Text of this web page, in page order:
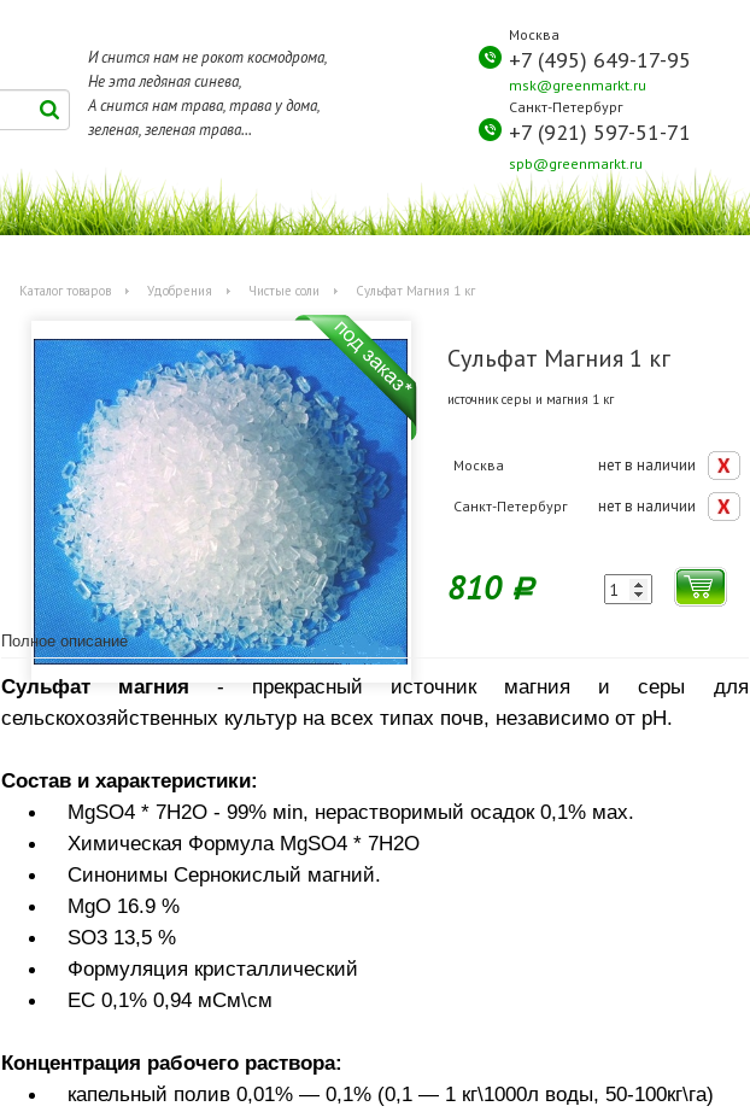
И снится нам не рокот космодрома,
Не эта ледяная синева,
А снится нам трава, трава у дома,
зеленая, зеленая трава...
Москва
+7 (495) 649-17-95
msk@greenmarkt.ru
Санкт-Петербург
+7 (921) 597-51-71
spb@greenmarkt.ru
Каталог товаров Удобрения Чистые соли Сульфат Магния 1 кг
Сульфат Магния 1 кг
источник серы и магния 1 кг
Москва нет в наличии
Санкт-Петербург нет в наличии
810 Р
Полное описание
Сульфат магния - прекрасный источник магния и серы для
сельскохозяйственных культур на всех типах почв, независимо от рН.
Состав и характеристики:
MgSO4 * 7Н2О - 99% мin, нерастворимый осадок 0,1% мах.
Химическая Формула MgSO4 * 7H2O
Синонимы Сернокислый магний.
MgO 16.9 %
SO3 13,5 %
Формуляция кристаллический
ЕС 0,1% 0,94 мСм\см
Концентрация рабочего раствора:
капельный полив 0,01% — 0,1% (0,1 — 1 кг\1000л воды, 50-100кг\га)